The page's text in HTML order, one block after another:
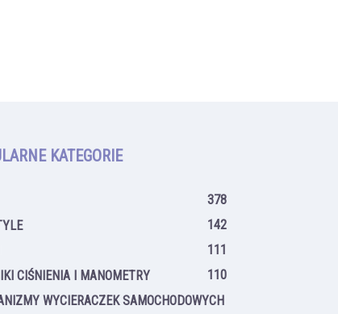
KATEGORIE
378
142
111
CIŚNIENIA I MANOMETRY
110
WYCIERACZEK SAMOCHODOWYCH